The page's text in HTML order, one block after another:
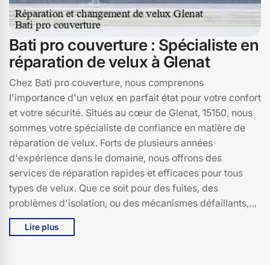
Bati pro couverture : Spécialiste en
réparation de velux à Glenat
Chez Bati pro couverture, nous comprenons
l'importance d'un velux en parfait état pour votre confort
et votre sécurité. Situés au cœur de Glenat, 15150, nous
sommes votre spécialiste de confiance en matière de
réparation de velux. Forts de plusieurs années
d'expérience dans le domaine, nous offrons des
services de réparation rapides et efficaces pour tous
types de velux. Que ce soit pour des fuites, des
problèmes d'isolation, ou des mécanismes défaillants,
notre équipe d'experts est à votre disposition pour
résoudre tous vos soucis. Chez Bati pro couverture, nous
Lire plus